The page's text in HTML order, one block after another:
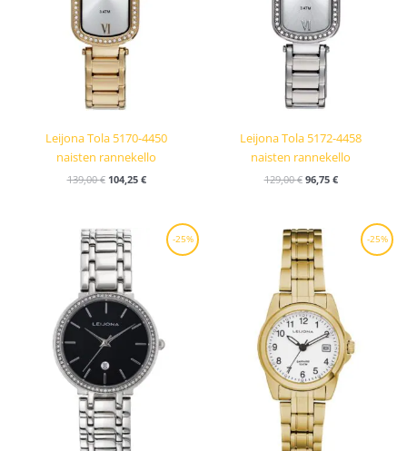
Leijona Tola 5170-4450
naisten rannekello
139,00€ 104,25 €
Leijona Tola 5172-4458
naisten rannekello
129,00€ 96,75 €
-25%
Alkuperäinen
hinta
oli:
139,00 €.
Nykyinen
hinta
-25%
Alkuperäinen
hinta
oli:
109,00 €.
Nykyinen
hinta